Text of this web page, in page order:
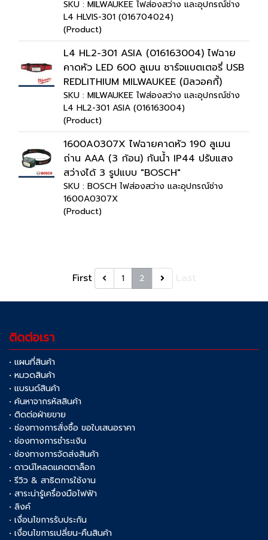
SKU : MILWAUKEE ไฟส่องสว่าง และอุปกรณ์ช่าง
L4 HLVIS-301 (016704024)
(Product)
L4 HL2-301 ASIA (016163004) ไฟฉาย
คาดหัว LED 600 ลูเมน ชาร์จแบตเตอรี่ USB
REDLITHIUM MILWAUKEE (มิลวอคกี้)
SKU : MILWAUKEE ไฟส่องสว่าง และอุปกรณ์ช่าง
L4 HL2-301 ASIA (016163004)
(Product)
1600A0307X ไฟฉายคาดหัว 190 ลูเมน
ถ่าน AAA (3 ก้อน) กันน้ำ IP44 ปรับแสง
สว่างได้ 3 รูปแบบ "BOSCH"
SKU : BOSCH ไฟส่องสว่าง และอุปกรณ์ช่าง
1600A0307X
(Product)
First 1 2
ติดต่อเรา
• แผนที่สินค้า
• หมวดสินค้า
• แบรนด์สินค้า
• ค้นหาจากรหัสสินค้า
• ติดต่อฝ่ายขาย
• ช่องทางการสั่งซื้อ ขอใบเสนอราคา
• ช่องทางการชำระเงิน
• ช่องทางการจัดส่งสินค้า
• ดาวน์โหลดแคตตาล็อก
• รีวิว & สาธิตการใช้งาน
• สาระน่ารู้เครื่องมือไฟฟ้า
• ลิงค์
• เงื่อนไขการรับประกัน
• เงื่อนไขการเปลี่ยน-คืนสินค้า